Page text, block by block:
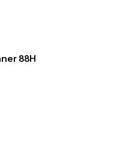
88H